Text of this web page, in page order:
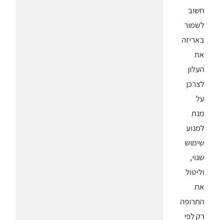
חשוב
לשמור
באריזה
את
העלון
לצרכן
על
מנת
למנוע
שימוש
שגוי,
וליטול
את
התרופה
רק לפי